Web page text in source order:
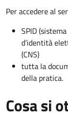
Per accedere al
SPID
d’identità
(CNS)
tutta la
della pratica.
Cosa si